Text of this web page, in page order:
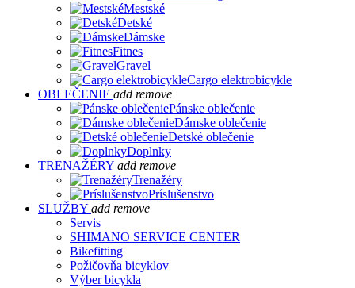
Mestské
Detské
Dámske
Fitnes
Gravel
Cargo elektrobicykle
OBLEČENIE add remove
Pánske oblečenie
Dámske oblečenie
Detské oblečenie
Doplnky
TRENAŽÉRY add remove
Trenažéry
Príslušenstvo
SLUŽBY add remove
Servis
SHIMANO SERVICE CENTER
Bikefitting
Požičovňa bicyklov
Výber bicykla